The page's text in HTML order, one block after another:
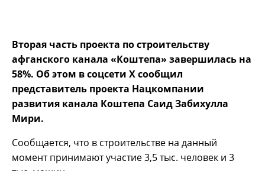
Вторая часть проекта по строительству
афганского канала «Коштепа» завершилась на
58%. Об этом в соцсети Х сообщил
представитель проекта Нацкомпании
развития канала Коштепа Саид Забихулла
Мири.
Сообщается, что в строительстве на данный
момент принимают участие 3,5 тыс. человек и 3